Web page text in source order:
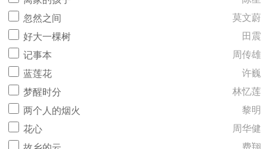
忽然之间
莫文蔚
好大一棵树
田震
记事本
周传雄
蓝莲花
许巍
梦醒时分
林忆莲
两个人的烟火
黎明
花心
周华健
费翔